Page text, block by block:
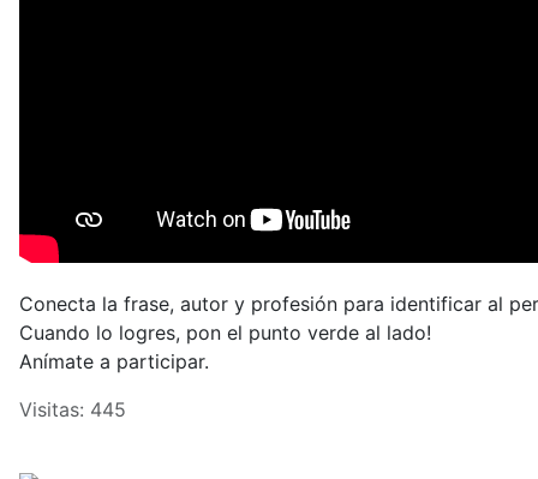
Conecta la frase, autor y profesión para identificar al
Cuando lo logres, pon el punto verde al lado!
Anímate a participar.
Visitas: 445